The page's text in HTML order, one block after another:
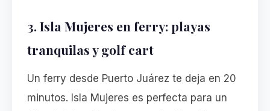
3. Isla Mujeres en ferry: playas
tranquilas y golf cart
Un ferry desde Puerto Juárez te deja en 20
minutos. Isla Mujeres es perfecta para un